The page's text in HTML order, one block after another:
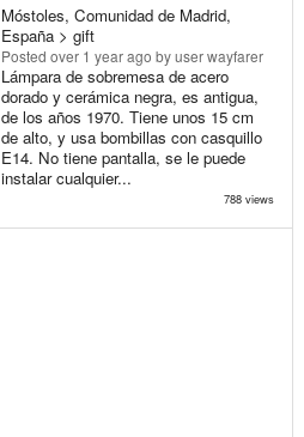
Móstoles, Comunidad de Madrid,
España > gift
Posted over 1 year ago by user wayfarer
Lámpara de sobremesa de acero
dorado y cerámica negra, es antigua,
de los años 1970. Tiene unos 15 cm
de alto, y usa bombillas con casquillo
E14. No tiene pantalla, se le puede
instalar cualquier...
788 views